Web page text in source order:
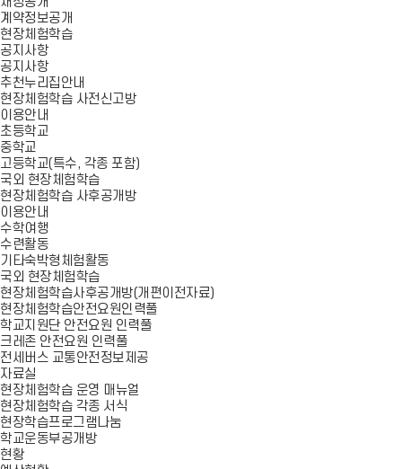
계약정보공개
현장체험학습
공지사항
공지사항
추천누리집안내
현장체험학습 사전신고방
이용안내
초등학교
중학교
고등학교(특수, 각종 포함)
국외 현장체험학습
현장체험학습 사후공개방
이용안내
수학여행
수련활동
기타숙박형체험활동
국외 현장체험학습
현장체험학습사후공개방(개편이전자료)
현장체험학습안전요원인력풀
학교지원단 안전요원 인력풀
크레존 안전요원 인력풀
전세버스 교통안전정보제공
자료실
현장체험학습 운영 매뉴얼
현장체험학습 각종 서식
현장학습프로그램나눔
학교운동부공개방
현황